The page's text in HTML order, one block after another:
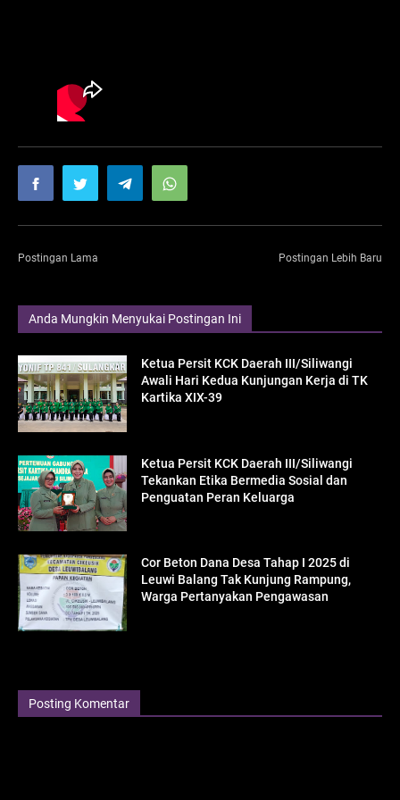
Postingan Lama Postingan Lebih Baru
Anda Mungkin Menyukai Postingan Ini
Ketua Persit KCK Daerah III/Siliwangi
Awali Hari Kedua Kunjungan Kerja di TK
Kartika XIX-39
Ketua Persit KCK Daerah III/Siliwangi
Tekankan Etika Bermedia Sosial dan
Penguatan Peran Keluarga
Cor Beton Dana Desa Tahap I 2025 di
Leuwi Balang Tak Kunjung Rampung,
Warga Pertanyakan Pengawasan
Posting Komentar